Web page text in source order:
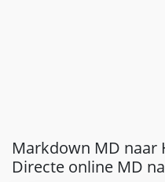
Markdown MD naar
Directe online MD